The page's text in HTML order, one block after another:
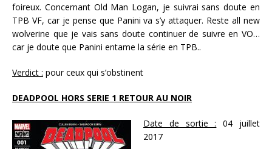
foireux. Concernant Old Man Logan, je suivrai sans doute en
TPB VF, car je pense que Panini va s’y attaquer. Reste all new
wolverine que je vais sans doute continuer de suivre en VO…
car je doute que Panini entame la série en TPB..
Verdict : pour ceux qui s’obstinent
DEADPOOL HORS SERIE 1 RETOUR AU NOIR
Date de sortie : 04 juillet
2017